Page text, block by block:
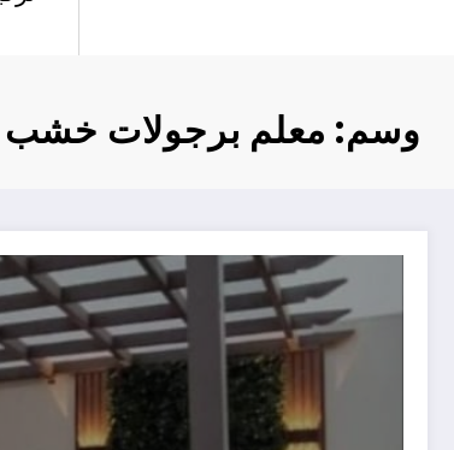
وسم: معلم برجولات خشب